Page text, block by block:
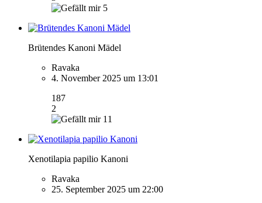
5
Brütendes Kanoni Mädel
Ravaka
4. November 2025 um 13:01
187
2
11
Xenotilapia papilio Kanoni
Ravaka
25. September 2025 um 22:00